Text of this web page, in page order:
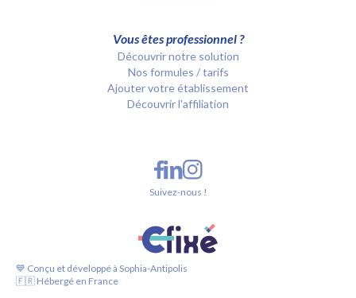
Vous êtes professionnel ?
Découvrir notre solution
Nos formules / tarifs
Ajouter votre établissement
Découvrir l'affiliation
💙 Conçu et développé à Sophia-Antipolis
🇫🇷 Hébergé en France
Suivez-nous !